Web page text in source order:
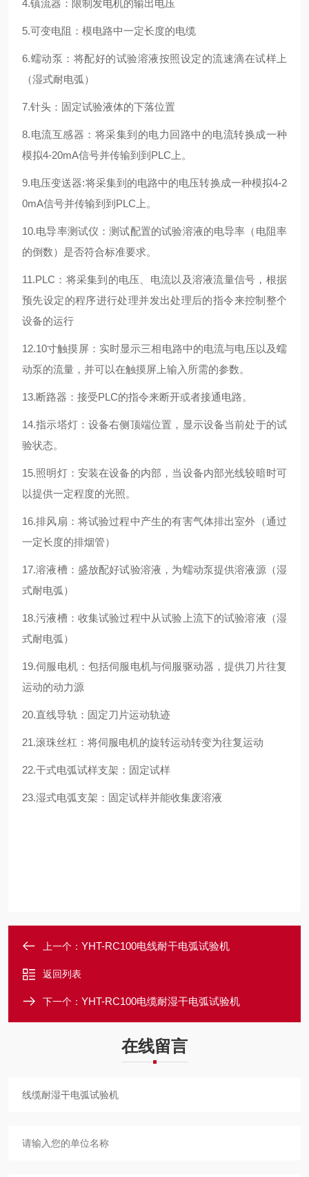
4.镇流器：限制发电机的输出电压
5.可变电阻：模电路中一定长度的电缆
6.蠕动泵：将配好的试验溶液按照设定的流速滴在试样上
（湿式耐电弧）
7.针头：固定试验液体的下落位置
8.电流互感器：将采集到的电力回路中的电流转换成一种
模拟4-20mA信号并传输到到PLC上。
9.电压变送器:将采集到的电路中的电压转换成一种模拟4-2
0mA信号并传输到到PLC上。
10.电导率测试仪：测试配置的试验溶液的电导率（电阻率
的倒数）是否符合标准要求。
11.PLC：将采集到的电压、电流以及溶液流量信号，根据
预先设定的程序进行处理并发出处理后的指令来控制整个
设备的运行
12.10寸触摸屏：实时显示三相电路中的电流与电压以及蠕
动泵的流量，并可以在触摸屏上输入所需的参数。
13.断路器：接受PLC的指令来断开或者接通电路。
14.指示塔灯：设备右侧顶端位置，显示设备当前处于的试
验状态。
15.照明灯：安装在设备的内部，当设备内部光线较暗时可
以提供一定程度的光照。
16.排风扇：将试验过程中产生的有害气体排出室外（通过
一定长度的排烟管）
17.溶液槽：盛放配好试验溶液，为蠕动泵提供溶液源（湿
式耐电弧）
18.污液槽：收集试验过程中从试验上流下的试验溶液（湿
式耐电弧）
19.伺服电机：包括伺服电机与伺服驱动器，提供刀片往复
运动的动力源
20.直线导轨：固定刀片运动轨迹
21.滚珠丝杠：将伺服电机的旋转运动转变为往复运动
22.干式电弧试样支架：固定试样
23.湿式电弧支架：固定试样并能收集废溶液
上一个： YHT-RC100电线耐干电弧试验机
返回列表
下一个： YHT-RC100电缆耐湿干电弧试验机
在线留言